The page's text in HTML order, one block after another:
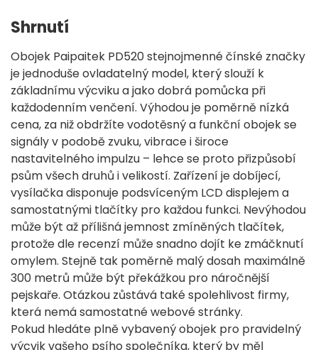
Shrnutí
Obojek Paipaitek PD520 stejnojmenné čínské značky
je jednoduše ovladatelný model, který slouží k
základnímu výcviku a jako dobrá pomůcka při
každodenním venčení. Výhodou je poměrně nízká
cena, za niž obdržíte vodotěsný a funkční obojek se
signály v podobě zvuku, vibrace i široce
nastavitelného impulzu – lehce se proto přizpůsobí
psům všech druhů i velikostí. Zařízení je dobíjecí,
vysílačka disponuje podsvíceným LCD displejem a
samostatnými tlačítky pro každou funkci. Nevýhodou
může být až přílišná jemnost zmíněných tlačítek,
protože dle recenzí může snadno dojít ke zmáčknutí
omylem. Stejně tak poměrně malý dosah maximálně
300 metrů může být překážkou pro náročnější
pejskaře. Otázkou zůstává také spolehlivost firmy,
která nemá samostatné webové stránky.
Pokud hledáte plně vybavený obojek pro pravidelný
výcvik vašeho psího společníka, který by měl